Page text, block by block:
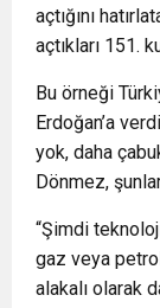
açtığını
açtıkları 151.
Bu örneği
Erdoğan’a
yok, daha
Dönmez,
“Şimdi
gaz veya
alakalı olarak